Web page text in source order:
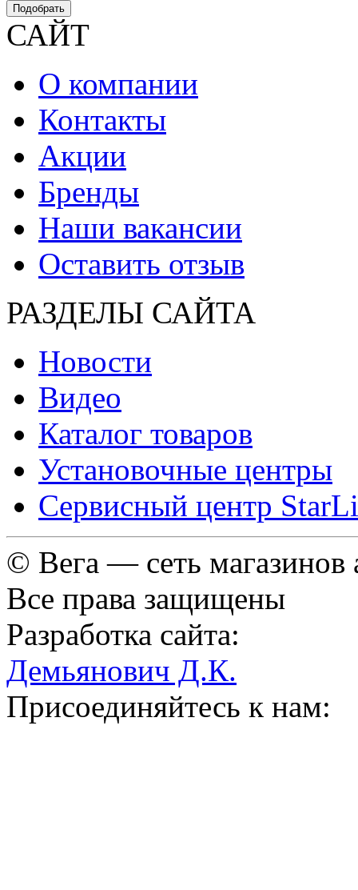
Подобрать
САЙТ
О компании
Контакты
Акции
Бренды
Наши вакансии
Оставить отзыв
РАЗДЕЛЫ САЙТА
Новости
Видео
Каталог товаров
Установочные центры
Сервисный центр
© Вега — сеть магазинов
Все права защищены
Разработка сайта:
Демьянович Д.К.
Присоединяйтесь к нам: